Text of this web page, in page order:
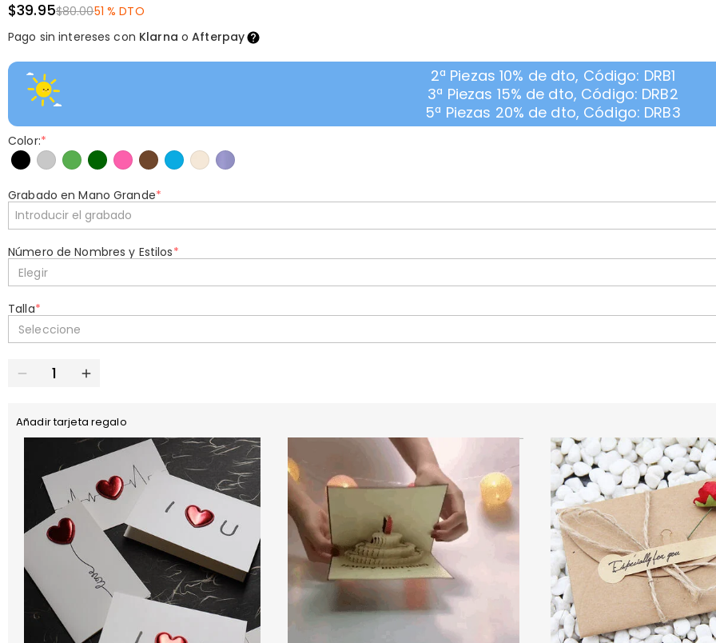
$39.95$80.0051 % DTO
Pago sin intereses con Klarna oAfterpay
2ª Piezas 10% de dto, Código: DRB1
3ª Piezas 15% de dto, Código: DRB2
5ª Piezas 20% de dto, Código: DRB3
Color:*
Grabado en Mano Grande*
Número de Nombres y Estilos*
Elegir
Talla*
Seleccione
Añadir tarjeta regalo